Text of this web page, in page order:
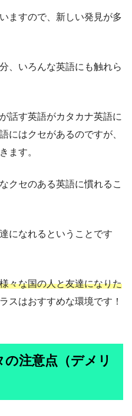
ますので、新しい発見が多
、いろんな英語にも触れら
話す英語がカタカナ英語に
にはクセがあるのですが、
ます。
クセのある英語に慣れるこ
になれるということです
々な国の人と友達になりた
スはおすすめな環境です！
注意点（デメリ